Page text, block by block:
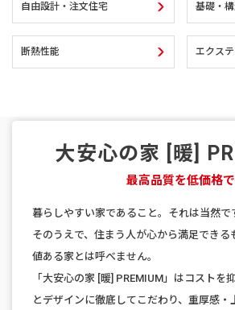
生活サービス・
自由設計・注文住宅 基礎・
断熱性能 エクス
大安心の家 [暖]
最高品質を低価格で
暮らしやすい家であること。それは当然で
そのうえで、住まう人が心から満足できる
値ある家とは呼べません。
「大安心の家 [暖] PREMIUM」はコストを
とデザインに徹底してこだわり、重厚感・